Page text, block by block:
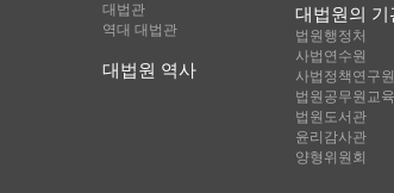
대법관
역대 대법관
대법원 역사
대법원의 기
법원행정처
사법연수원
사법정책연구원
법원공무원교
법원도서관
윤리감사관
양형위원회